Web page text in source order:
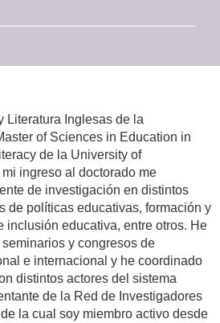
Literatura Inglesas de la
of Sciences in Education in
de la University of
ingreso al doctorado me
de investigación en distintos
de políticas educativas, formación y
inclusión educativa, entre otros. He
y congresos de
e internacional y he coordinado
distintos actores del sistema
de la Red de Investigadores
la cual soy miembro activo desde